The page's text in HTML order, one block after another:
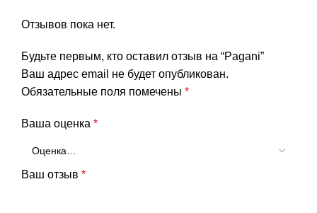
Отзывов пока нет.
Будьте первым, кто оставил отзыв на “Pagani”
Ваш адрес email не будет опубликован.
Обязательные поля помечены *
Ваша оценка *
Ваш отзыв *